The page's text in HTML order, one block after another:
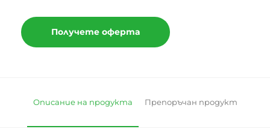
Получете оферта
Описание на продукта Препоръчан продукт